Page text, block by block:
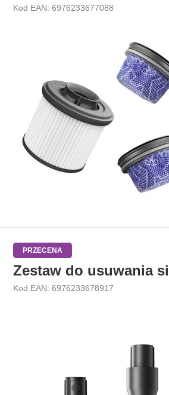
Kod EAN: 6976233677088
PRZECENA
Zestaw do usuwania
Kod EAN: 6976233678917